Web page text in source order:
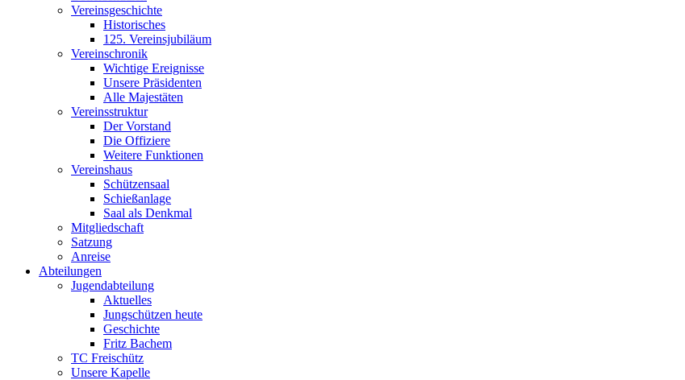
Vereinsgeschichte
Historisches
125. Vereinsjubiläum
Vereinschronik
Wichtige Ereignisse
Unsere Präsidenten
Alle Majestäten
Vereinsstruktur
Der Vorstand
Die Offiziere
Weitere Funktionen
Vereinshaus
Schützensaal
Schießanlage
Saal als Denkmal
Mitgliedschaft
Satzung
Anreise
Abteilungen
Jugendabteilung
Aktuelles
Jungschützen heute
Geschichte
Fritz Bachem
TC Freischütz
Unsere Kapelle